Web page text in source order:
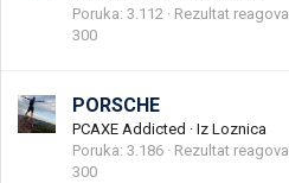
Poruka 3.112 Rezultat
300
PORSCHE
PCAXE Addicted · Iz Loznica
Poruka 3.186 Rezultat
300